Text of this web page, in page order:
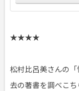
★★★★
松村比呂美さんの
去の著書を調べこち